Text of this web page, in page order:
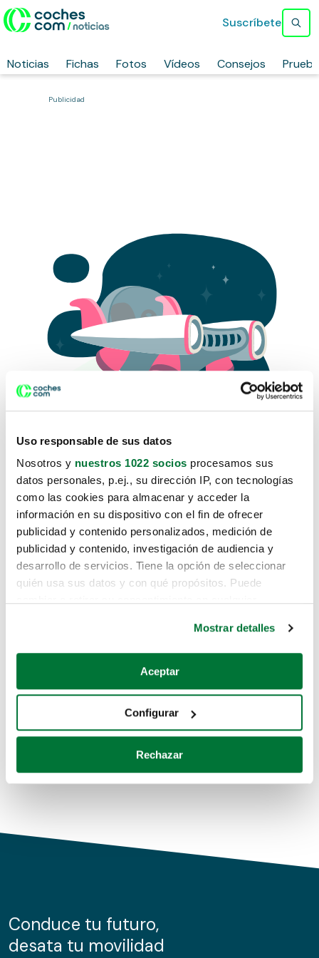
Uso responsable de sus datos
Nosotros y nuestros 1022 socios procesamos sus
datos personales, p.ej., su dirección IP, con tecnologías
como las cookies para almacenar y acceder la
información en su dispositivo con el fin de ofrecer
publicidad y contenido personalizados, medición de
publicidad y contenido, investigación de audiencia y
desarrollo de servicios. Tiene la opción de seleccionar
quién usa sus datos y con qué propósitos. Puede
Si lo permite, también quisiéramos:
Recopilar información sobre su ubicación geográfica
Identificar su dispositivo analizándolo activamente
para buscar características específicas (huellas
Obtenga más información sobre cómo se procesan sus
de cookies.
información sobre el uso que haga del sitio web con
nuestros partners de redes sociales, publicidad y análisis
Mostrar detalles
Aceptar
Configurar
Rechazar
Noticias Fichas Fotos Vídeos Consejos
Suscríbete
Publicidad
Lo sentimos, no sabemos como
te hemos traido hasta aquí.
Pero puedes encontrar el coche que estás
buscando en alguno de estos enlaces:
Coches de segunda mano
Coches de km0
Conduce tu futuro,
desata tu movilidad